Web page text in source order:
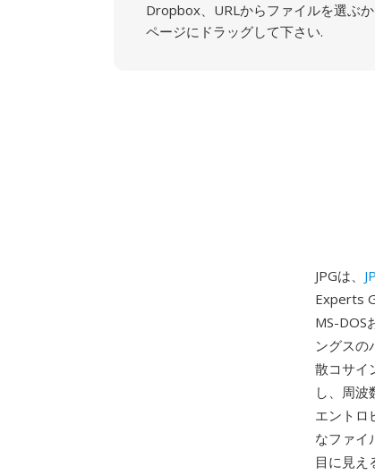
Dropbox、URLからファイルを選ぶか
ページにドラッグして下さい.
JPGは、
Experts
MS-DOS
ングスの
散コサイ
し、周
エントロ
なファイ
目に見え